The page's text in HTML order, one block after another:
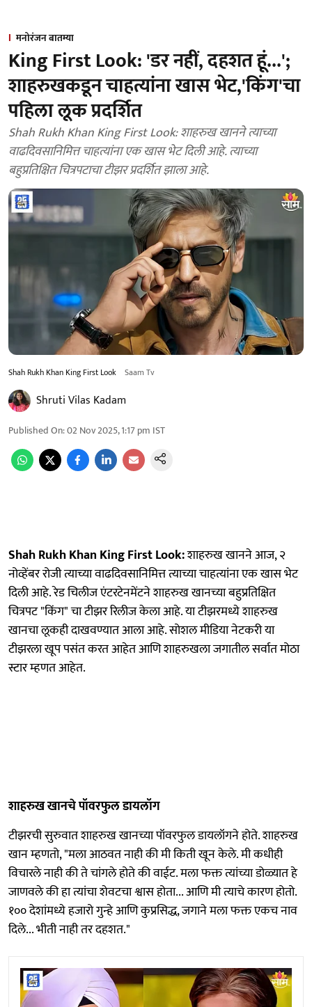
मनोरंजन बातम्या
King First Look: 'डर नहीं, दहशत हूं...';
शाहरुखकडून चाहत्यांना खास भेट,'किंग'चा
पहिला लूक प्रदर्शित
Shah Rukh Khan King First Look: शाहरुख खानने त्याच्या
वाढदिवसानिमित्त चाहत्यांना एक खास भेट दिली आहे. त्याच्या
बहुप्रतिक्षित चित्रपटाचा टीझर प्रदर्शित झाला आहे.
Shah Rukh Khan King First Look Saam Tv
Shruti Vilas Kadam
Published On:02 Nov 2025, 1:17 pm IST
Shah Rukh Khan King First Look:शाहरुख खानने आज, २
नोव्हेंबर रोजी त्याच्या वाढदिवसानिमित्त त्याच्या चाहत्यांना एक खास भेट
दिली आहे. रेड चिलीज एंटरटेनमेंटने शाहरुख खानच्या बहुप्रतिक्षित
चित्रपट "किंग" चा टीझर रिलीज केला आहे. या टीझरमध्ये शाहरुख
खानचा लूकही दाखवण्यात आला आहे. सोशल मीडिया नेटकरी या
टीझरला खूप पसंत करत आहेत आणि शाहरुखला जगातील सर्वात मोठा
स्टार म्हणत आहेत.
शाहरुख खानचे पॉवरफुल डायलॉग
टीझरची सुरुवात शाहरुख खानच्या पॉवरफुल डायलॉगने होते. शाहरुख
खान म्हणतो, "मला आठवत नाही की मी किती खून केले. मी कधीही
विचारले नाही की ते चांगले होते की वाईट. मला फक्त त्यांच्या डोळ्यात हे
जाणवले की हा त्यांचा शेवटचा श्वास होता... आणि मी त्याचे कारण होतो.
१०० देशांमध्ये हजारो गुन्हे आणि कुप्रसिद्ध, जगाने मला फक्त एकच नाव
दिले... भीती नाही तर दहशत."